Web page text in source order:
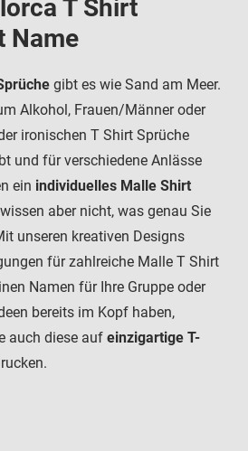
T Shirt
Name
gibt es wie Sand am Meer.
Alkohol, Frauen/Männer oder
ironischen T Shirt Sprüche
und für verschiedene Anlässe
ein individuelles Malle Shirt
aber nicht, was genau Sie
unseren kreativen Designs
für zahlreiche Malle T Shirt
Namen für Ihre Gruppe oder
bereits im Kopf haben,
auch diese auf einzigartige T-